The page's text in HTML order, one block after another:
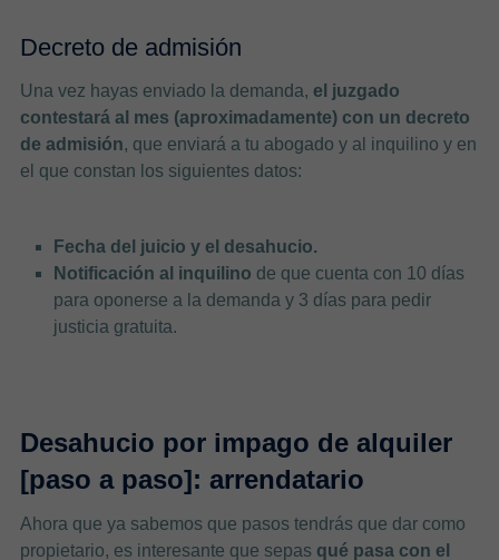
Decreto de admisión
Una vez hayas enviado la demanda, el juzgado
contestará al mes (aproximadamente) con un decreto
de admisión, que enviará a tu abogado y al inquilino y en
el que constan los siguientes datos:
Fecha del juicio y el desahucio.
Notificación al inquilino de que cuenta con 10 días
para oponerse a la demanda y 3 días para pedir
justicia gratuita.
Desahucio por impago de alquiler
[paso a paso]: arrendatario
Ahora que ya sabemos que pasos tendrás que dar como
propietario, es interesante que sepas qué pasa con el